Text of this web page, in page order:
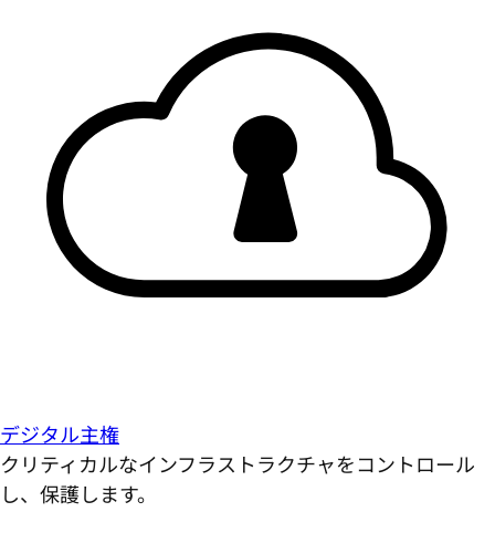
デジタル主権
クリティカルなインフラストラクチャをコントロール
し、保護します。